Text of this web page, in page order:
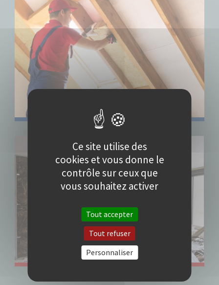
Ce site utilise des
cookies et vous donne le
contrôle sur ceux que
vous souhaitez activer
Tout accepter
Tout refuser
Personnaliser